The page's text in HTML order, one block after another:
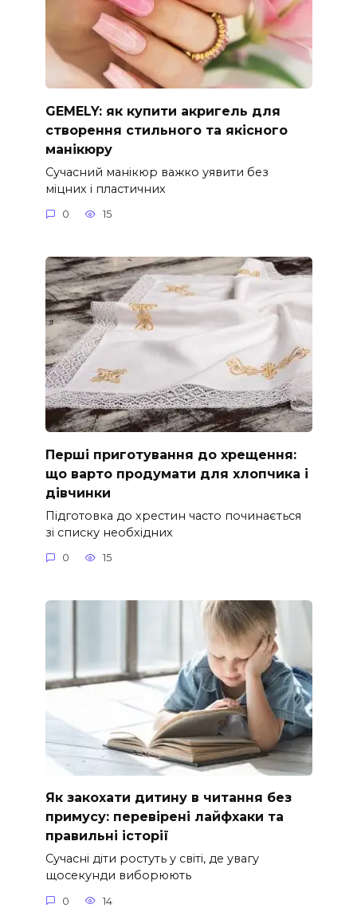
GEMELY: як купити акригель для
створення стильного та якісного
манікюру
Сучасний манікюр важко уявити без
міцних і пластичних
0 15
Перші приготування до хрещення:
що варто продумати для хлопчика і
дівчинки
Підготовка до хрестин часто починається
зі списку необхідних
0 15
Як закохати дитину в читання без
примусу: перевірені лайфхаки та
правильні історії
Сучасні діти ростуть у світі, де увагу
щосекунди виборюють
0 14